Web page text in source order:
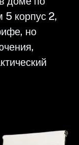
корпус 2,
но